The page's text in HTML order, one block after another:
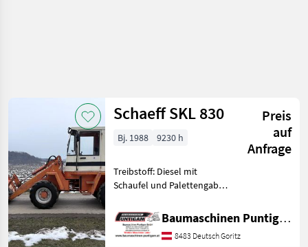
Schaeff SKL 830
Preis
auf
Anfrage
Bj. 1988 9230 h
Treibstoff: Diesel mit
Schaufel und Palettengabel
Baumaschinen Puntigam
GmbH Unser Spezialgebiet:
Ankauf - Verkauf -
Baumaschinen Puntigam GmbH
8483 Deutsch Goritz